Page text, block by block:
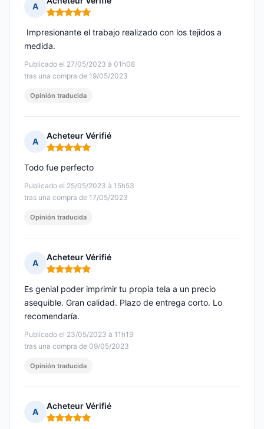
A
Nota: 5 de 5
Publicado el 27/05/2023 à 01h08
tras una compra de 19/05/2023
️ Impresionante el trabajo realizado con los tejidos a
medida.
Opinión traducida
A
Acheteur Vérifié
Nota: 5 de 5
Publicado el 25/05/2023 à 15h53
tras una compra de 17/05/2023
Todo fue perfecto
Opinión traducida
A
Acheteur Vérifié
Nota: 5 de 5
Publicado el 23/05/2023 à 11h19
tras una compra de 09/05/2023
Es genial poder imprimir tu propia tela a un precio
asequible. Gran calidad. Plazo de entrega corto. Lo
recomendaría.
Opinión traducida
A
Acheteur Vérifié
Nota: 5 de 5